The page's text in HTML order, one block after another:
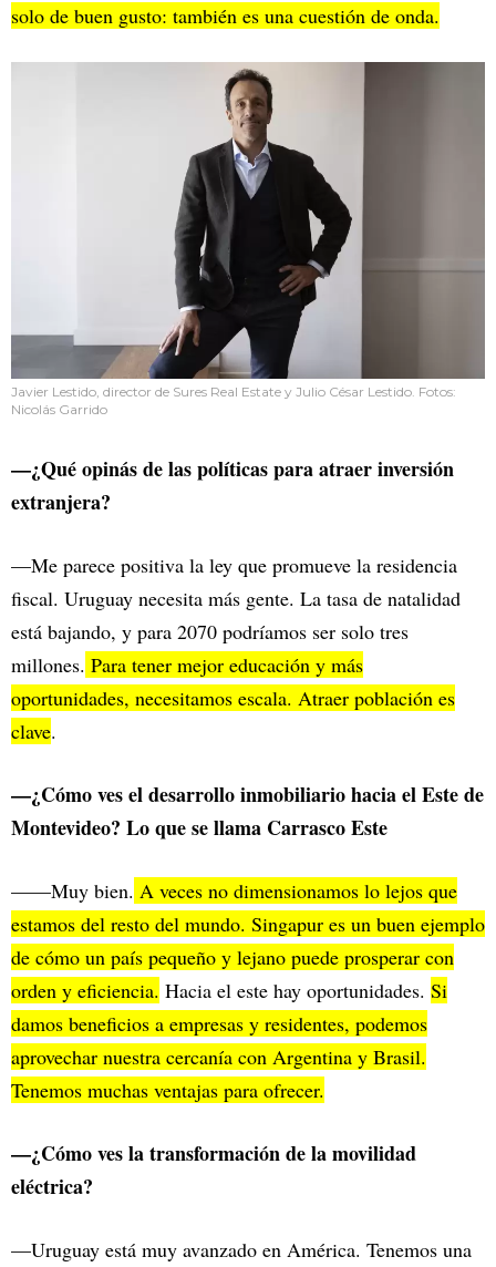
solo de buen gusto: también es una cuestión de onda.
Javier Lestido, director de Sures Real Estate y Julio César Lestido. Fotos:
Nicolás Garrido
—¿Qué opinás de las políticas para atraer inversión
extranjera?
—Me parece positiva la ley que promueve la residencia
fiscal. Uruguay necesita más gente. La tasa de natalidad
está bajando, y para 2070 podríamos ser solo tres
millones. Para tener mejor educación y más
oportunidades, necesitamos escala. Atraer población es
clave.
—¿Cómo ves el desarrollo inmobiliario hacia el Este de
Montevideo? Lo que se llama Carrasco Este
——Muy bien. A veces no dimensionamos lo lejos que
estamos del resto del mundo. Singapur es un buen ejemplo
de cómo un país pequeño y lejano puede prosperar con
orden y eficiencia. Hacia el este hay oportunidades. Si
damos beneficios a empresas y residentes, podemos
aprovechar nuestra cercanía con Argentina y Brasil.
Tenemos muchas ventajas para ofrecer.
—¿Cómo ves la transformación de la movilidad
eléctrica?
—Uruguay está muy avanzado en América. Tenemos una